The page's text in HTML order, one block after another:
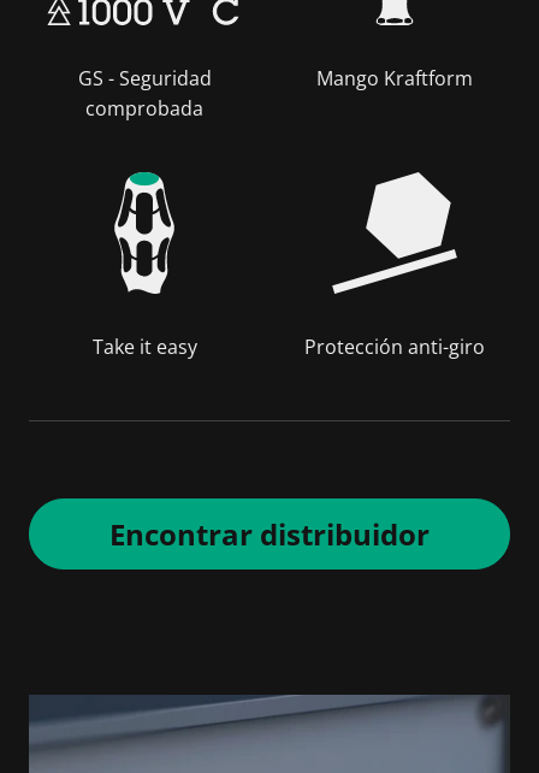
GS - Seguridad
comprobada
Mango Kraftform
Take it easy Protección anti-giro
Encontrar distribuidor